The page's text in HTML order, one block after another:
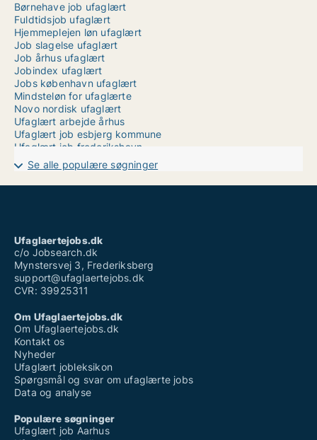
Børnehave job ufaglært
Fuldtidsjob ufaglært
Hjemmeplejen løn ufaglært
Job slagelse ufaglært
Job århus ufaglært
Jobindex ufaglært
Jobs københavn ufaglært
Mindsteløn for ufaglærte
Novo nordisk ufaglært
Ufaglært arbejde århus
Ufaglært job esbjerg kommune
Ufaglært job frederikshavn
Ufaglært job hjørring
Ufaglært job i aarhus
Ufaglært job vejle sygehus
Ufaglært vikar
Vikarbureau kolding ufaglært
Se alle populære søgninger
Ufaglaertejobs.dk
c/o Jobsearch.dk
Mynstersvej 3, Frederiksberg
support@ufaglaertejobs.dk
CVR: 39925311
Om Ufaglaertejobs.dk
Om Ufaglaertejobs.dk
Kontakt os
Nyheder
Ufaglært jobleksikon
Spørgsmål og svar om ufaglærte jobs
Data og analyse
Populære søgninger
Ufaglært job Aarhus